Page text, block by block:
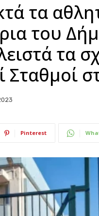
τα
του
τα
Σταθμοί
Pinterest